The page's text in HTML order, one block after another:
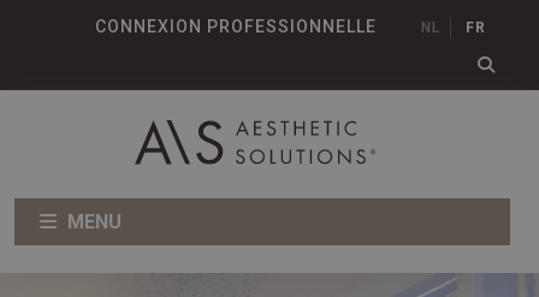
CONNEXION PROFESSIONNELLE NL FR
MENU